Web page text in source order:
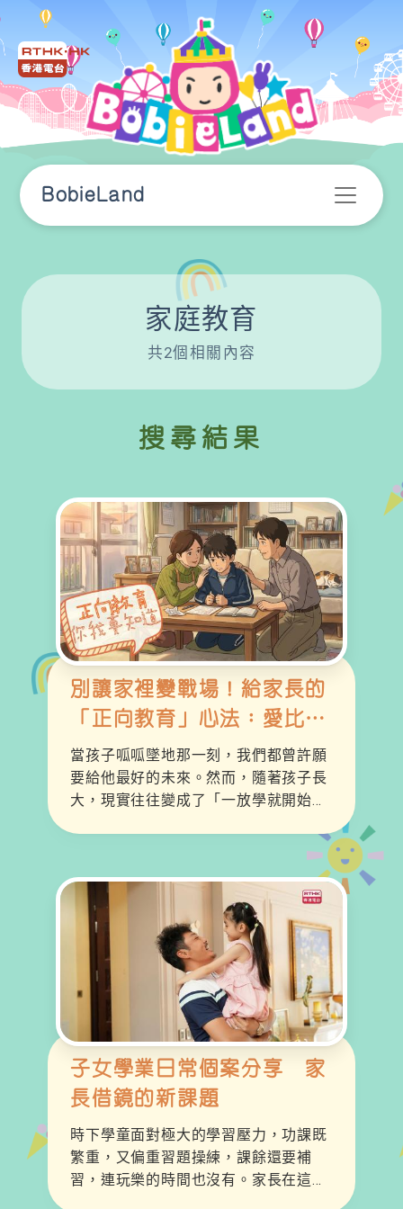
BobieLand
家庭教育
共2個相關內容
搜尋結果
別讓家裡變戰場！給家長的
「正向教育」心法：愛比道
理更重要 ❤️
當孩子呱呱墜地那一刻，我們都曾許願
要給他最好的未來。然而，隨著孩子長
大，現實往往變成了「一放學就開始戰
為了態度發火。 身為家長，我們是否在
無意中將「壓力」當成了「動力」？教
育局自 2020 年推行「正向家長運
動」，正是要告訴大家：想讓孩子快樂
成長，關鍵不在於要求孩子完美，而在
於家長的思維轉變。 💡
子女學業日常個案分享 家
長借鏡的新課題
時下學童面對極大的學習壓力，功課既
繁重，又偏重習題操練，課餘還要補
習，連玩樂的時間也沒有。家長在這種